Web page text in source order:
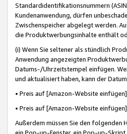
Standardidentifikationsnummern
Kundenanwendung, dürfen
Zwischenspeicher abgelegt werden.
die Produktwerbungsinhalte enthält
(i) Wenn Sie seltener als stündlich
Anwendung angezeigten
Datums-/Uhrzeitstempel einfügen.
und aktualisiert haben, kann der
• Preis auf [Amazon-Website
• Preis auf [Amazon-Website
Außerdem müssen Sie den folgenden
ein Pop-up-Fenster, ein Pop-up-